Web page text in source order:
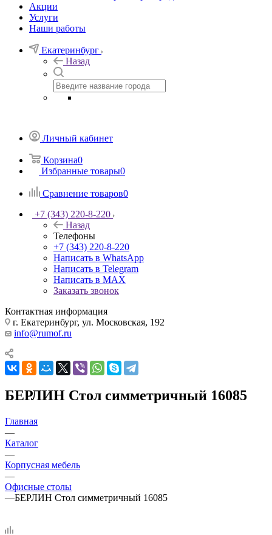
Акции
Услуги
Наши работы
Екатеринбург
Назад
Личный кабинет
Корзина0
Избранные товары0
Сравнение товаров0
+7 (343) 220-8-220
Назад
Телефоны
+7 (343) 220-8-220
Написать в WhatsApp
Написать в Telegram
Написать в MAX
Заказать звонок
Контактная информация
г. Екатеринбург, ул. Московская, 192
info@rumof.ru
БЕРЛИН Стол симметричный 16085
Главная
—
Каталог
—
Корпусная мебель
—
Офисные столы
—БЕРЛИН Стол симметричный 16085